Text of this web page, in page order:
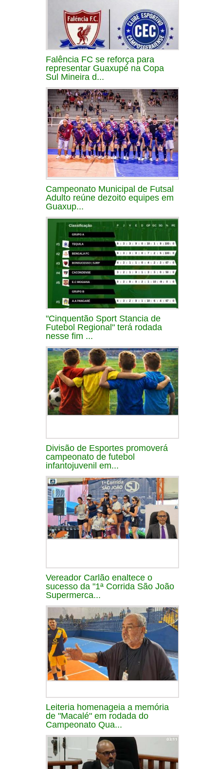
Falência FC se reforça para
representar Guaxupé na Copa
Sul Mineira d...
Campeonato Municipal de Futsal
Adulto reúne dezoito equipes em
Guaxup...
"Cinquentão Sport Stancia de
Futebol Regional" terá rodada
nesse fim ...
Divisão de Esportes promoverá
campeonato de futebol
infantojuvenil em...
Vereador Carlão enaltece o
sucesso da "1ª Corrida São João
Supermerca...
Leiteria homenageia a memória
de "Macalé" em rodada do
Campeonato Qua...